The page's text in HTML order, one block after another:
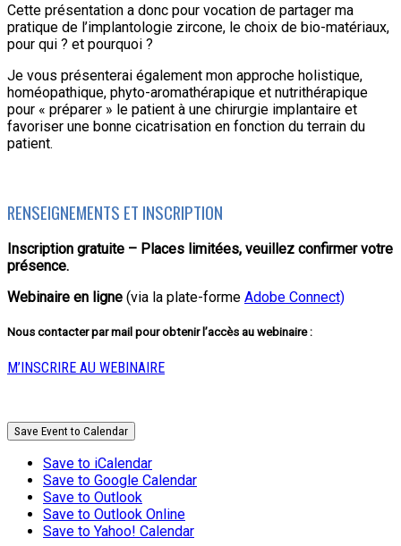
Cette présentation a donc pour vocation de partager ma
pratique de l’implantologie zircone, le choix de bio-matériaux,
pour qui ? et pourquoi ?
Je vous présenterai également mon approche holistique,
homéopathique, phyto-aromathérapique et nutrithérapique
pour « préparer » le patient à une chirurgie implantaire et
favoriser une bonne cicatrisation en fonction du terrain du
patient.
RENSEIGNEMENTS ET INSCRIPTION
Inscription gratuite – Places limitées, veuillez confirmer votre
présence.
Webinaire en ligne (via la plate-forme Adobe Connect)
Nous contacter par mail pour obtenir l’accès au webinaire :
M’INSCRIRE AU WEBINAIRE
Save Event to Calendar
Save to iCalendar
Save to Google Calendar
Save to Outlook
Save to Outlook Online
Save to Yahoo! Calendar